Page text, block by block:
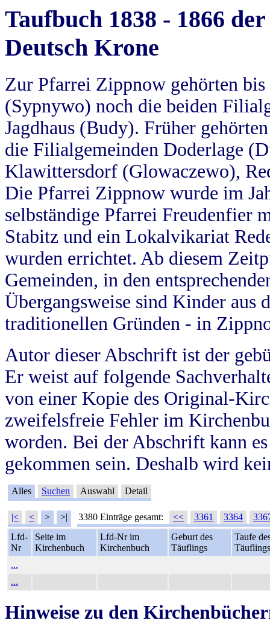
Taufbuch 1838 - 1866
Deutsch Krone
Zur Pfarrei Zippnow gehörten
(Sypnywo) noch die beiden
Jagdhaus (Budy). Früher
die Filialgemeinden Doderlage
Klawittersdorf (Glowaczewo),
Die Pfarrei Zippnow wurde im
selbständige Pfarrei Freudenfier
Stabitz und ein Lokalvikariat
wurden errichtet. Ab diesem
Gemeinden, in den
Übergangsweise sind Kinder aus
traditionellen Gründen - in
Autor dieser Abschrift ist der
Er weist auf folgende
von einer Kopie des Original-
zweifelsfreie Fehler im
worden. Bei der Abschrift kann
gekommen sein. Deshalb wird
Alles Suchen Auswahl Detail
|< < > >| 3380 Einträge gesamt: << 3361 3364
Lfd-
Nr
Seite im
Kirchenbuch
Lfd-Nr im
Kirchenbuch
Geburt des
Täuflings
Taufe
Täuflings
...
...
Hinweise zu den